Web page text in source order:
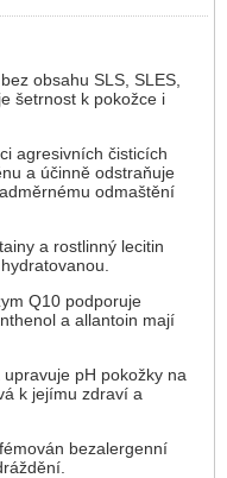
obsahu SLS, SLES,
šetrnost k pokožce i
agresivních čisticích
a účinně odstraňuje
odmaštění
a rostlinný lecitin
Q10 podporuje
a allantoin mají
pH pokožky na
k jejímu zdraví a
bezalergenní